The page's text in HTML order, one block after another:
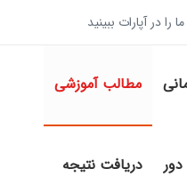
ما را در آپارات ببینید
مطالب آموزشی
دریافت نتیجه